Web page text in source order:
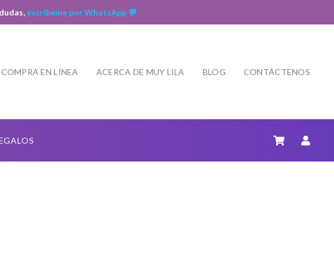
escríbeme por WhatsApp 💬
EN LÍNEA ACERCA DE MUY LILA BLOG CONTÁCTENOS